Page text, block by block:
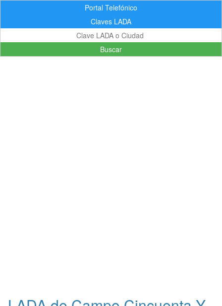
Portal Telefónico
Claves LADA
Buscar